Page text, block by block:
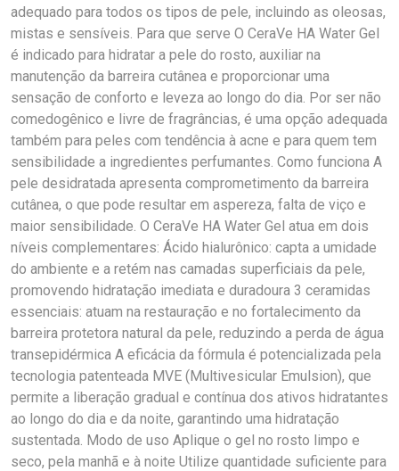
adequado para todos os tipos de pele, incluindo as oleosas,
mistas e sensíveis. Para que serve O CeraVe HA Water Gel
é indicado para hidratar a pele do rosto, auxiliar na
manutenção da barreira cutânea e proporcionar uma
sensação de conforto e leveza ao longo do dia. Por ser não
comedogênico e livre de fragrâncias, é uma opção adequada
também para peles com tendência à acne e para quem tem
sensibilidade a ingredientes perfumantes. Como funciona A
pele desidratada apresenta comprometimento da barreira
cutânea, o que pode resultar em aspereza, falta de viço e
maior sensibilidade. O CeraVe HA Water Gel atua em dois
níveis complementares: Ácido hialurônico: capta a umidade
do ambiente e a retém nas camadas superficiais da pele,
promovendo hidratação imediata e duradoura 3 ceramidas
essenciais: atuam na restauração e no fortalecimento da
barreira protetora natural da pele, reduzindo a perda de água
transepidérmica A eficácia da fórmula é potencializada pela
tecnologia patenteada MVE (Multivesicular Emulsion), que
permite a liberação gradual e contínua dos ativos hidratantes
ao longo do dia e da noite, garantindo uma hidratação
sustentada. Modo de uso Aplique o gel no rosto limpo e
seco, pela manhã e à noite Utilize quantidade suficiente para